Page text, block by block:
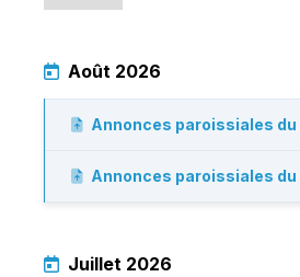
Août 2026
Annonces paroissiales du
Annonces paroissiales du
Juillet 2026